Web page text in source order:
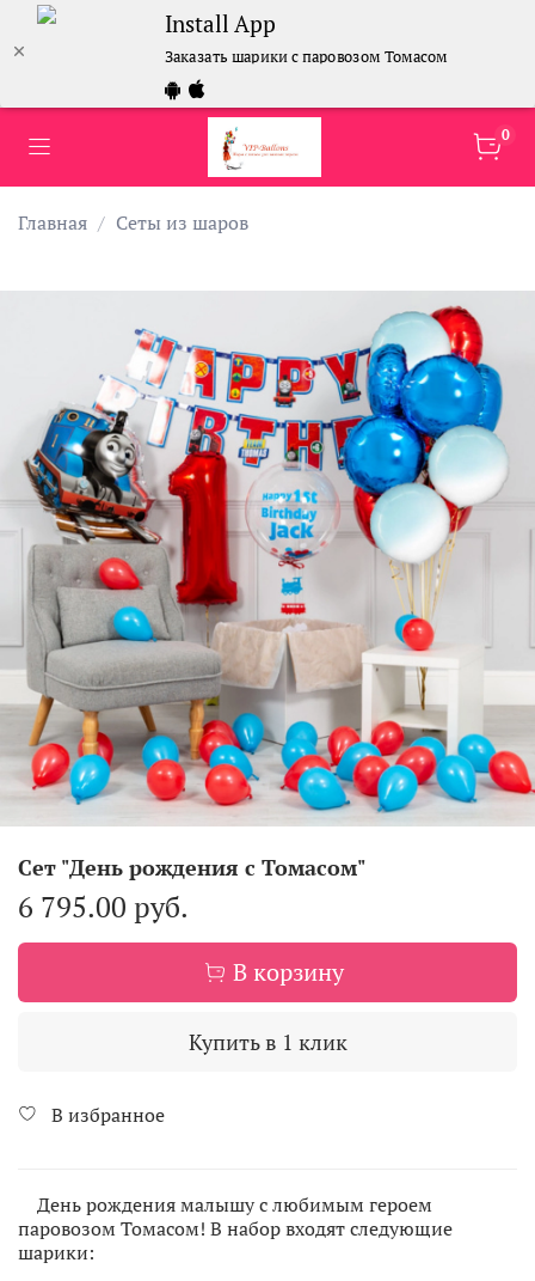
Install App
Заказать шарики с паровозом Томасом
0
Главная Сеты из шаров
Сет "День рождения с Томасом"
6 795.00 руб.
В корзину
Купить в 1 клик
В избранное
День рождения малышу с любимым героем
паровозом Томасом! В набор входят следующие
шарики: